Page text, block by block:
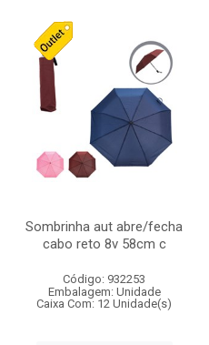
Sombrinha aut abre/fecha
cabo reto 8v 58cm c
Código: 932253
Embalagem: Unidade
Caixa Com: 12 Unidade(s)